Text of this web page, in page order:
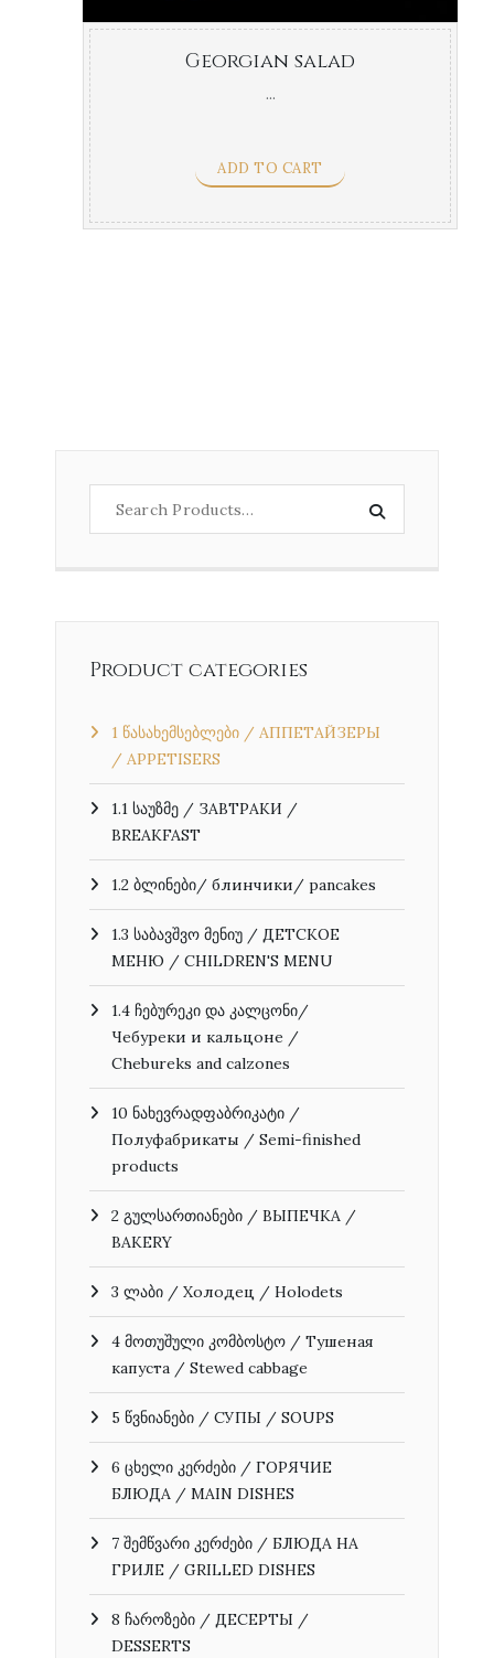
Georgian salad
...
ADD TO CART
Product categories
1 წასახემსებლები / АППЕТАЙЗЕРЫ
/ APPETISERS
1.1 საუზმე / ЗАВТРАКИ /
BREAKFAST
1.2 ბლინები/ блинчики/ pancakes
1.3 საბავშვო მენიუ / ДЕТСКОЕ
МЕНЮ / CHILDREN'S MENU
1.4 ჩებურეკი და კალცონი/
Чебуреки и кальцоне /
Chebureks and calzones
10 ნახევრადფაბრიკატი /
Полуфабрикаты / Semi-finished
products
2 გულსართიანები / ВЫПЕЧКА /
BAKERY
3 ლაბი / Холодец / Holodets
4 მოთუშული კომბოსტო / Тушеная
капуста / Stewed cabbage
5 წვნიანები / СУПЫ / SOUPS
6 ცხელი კერძები / ГОРЯЧИЕ
БЛЮДА / MAIN DISHES
7 შემწვარი კერძები / БЛЮДА НА
ГРИЛЕ / GRILLED DISHES
8 ჩაროზები / ДЕСЕРТЫ /
DESSERTS